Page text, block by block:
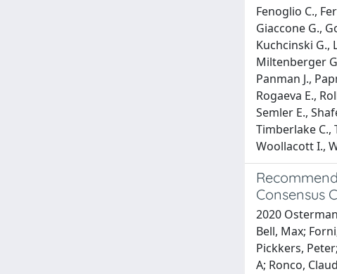
Fenoglio C.,
Giaccone G.,
Kuchcinski G.,
Miltenberger
Panman J.,
Rogaeva E.,
Semler E.,
Timberlake C.,
Woollacott I.,
Consensus
2020
Bell, Max;
Pickkers,
A; Ronco,